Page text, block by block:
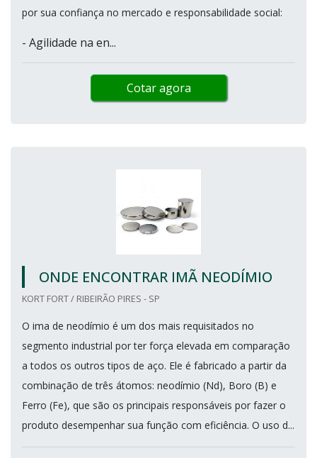
por sua confiança no mercado e responsabilidade social:
- Agilidade na en...
Cotar agora
ONDE ENCONTRAR IMÃ NEODÍMIO
KORT FORT / RIBEIRÃO PIRES - SP
O ima de neodímio é um dos mais requisitados no
segmento industrial por ter força elevada em comparação
a todos os outros tipos de aço. Ele é fabricado a partir da
combinação de três átomos: neodímio (Nd), Boro (B) e
Ferro (Fe), que são os principais responsáveis por fazer o
produto desempenhar sua função com eficiência. O uso d...